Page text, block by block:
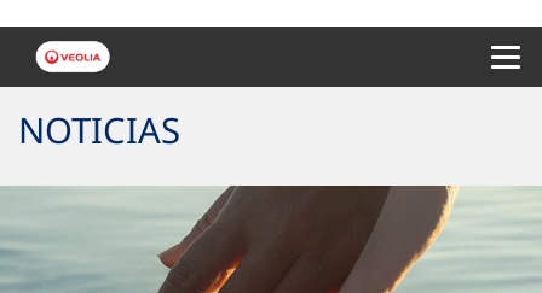
NOTICIAS